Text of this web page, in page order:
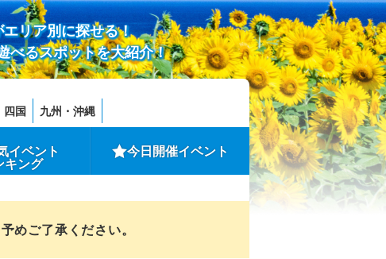
リア別に探せる！
べるスポットを大紹介！
四国 九州・沖縄
イベント
キング
今日開催イベント
めご了承ください。